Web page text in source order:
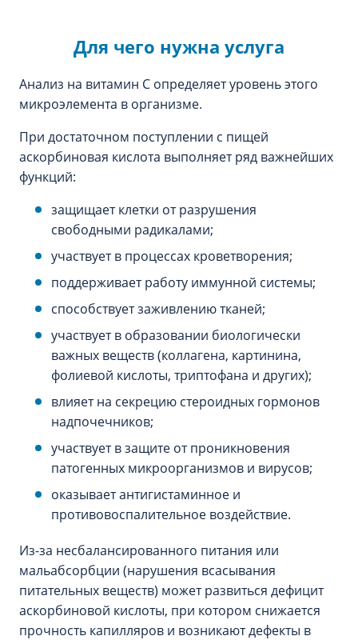
Для чего нужна услуга
Анализ на витамин С определяет уровень этого
микроэлемента в организме.
При достаточном поступлении с пищей
аскорбиновая кислота выполняет ряд важнейших
функций:
защищает клетки от разрушения
свободными радикалами;
участвует в процессах кроветворения;
поддерживает работу иммунной системы;
способствует заживлению тканей;
участвует в образовании биологически
важных веществ (коллагена, картинина,
фолиевой кислоты, триптофана и других);
влияет на секрецию стероидных гормонов
надпочечников;
участвует в защите от проникновения
патогенных микроорганизмов и вирусов;
оказывает антигистаминное и
противовоспалительное воздействие.
Из-за несбалансированного питания или
мальабсорбции (нарушения всасывания
питательных веществ) может развиться дефицит
аскорбиновой кислоты, при котором снижается
прочность капилляров и возникают дефекты в